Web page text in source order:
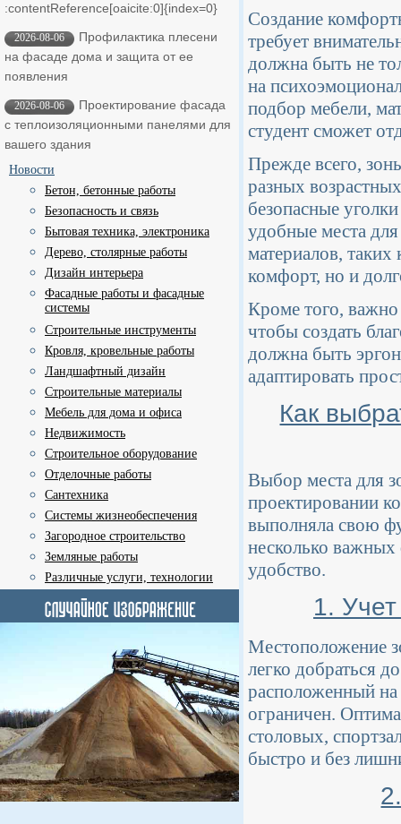
:contentReference[oaicite:0]{index=0}
2026-08-06
Профилактика плесени
на фасаде дома и защита от ее
появления
2026-08-06
Проектирование фасада
с теплоизоляционными панелями для
вашего здания
Новости
Бетон, бетонные работы
Безопасность и связь
Бытовая техника, электроника
Дерево, столярные работы
Дизайн интерьера
Фасадные работы и фасадные
системы
Строительные инструменты
Кровля, кровельные работы
Ландшафтный дизайн
Строительные материалы
Мебель для дома и офиса
Недвижимость
Строительное оборудование
Отделочные работы
Сантехника
Системы жизнеобеспечения
Загородное строительство
Земляные работы
Различные услуги, технологии
Создание
требует
должна быть не
на
подбор мебели,
студент сможет
Прежде всего,
разных
безопасные
удобные места
материалов, таких
комфорт, но и
Кроме того,
чтобы создать
должна быть
адаптировать
Как
Выбор места для
проектировании
выполняла свою
несколько важных
удобство.
1.
Местоположение
легко добраться
расположенный на
ограничен.
столовых,
быстро и без